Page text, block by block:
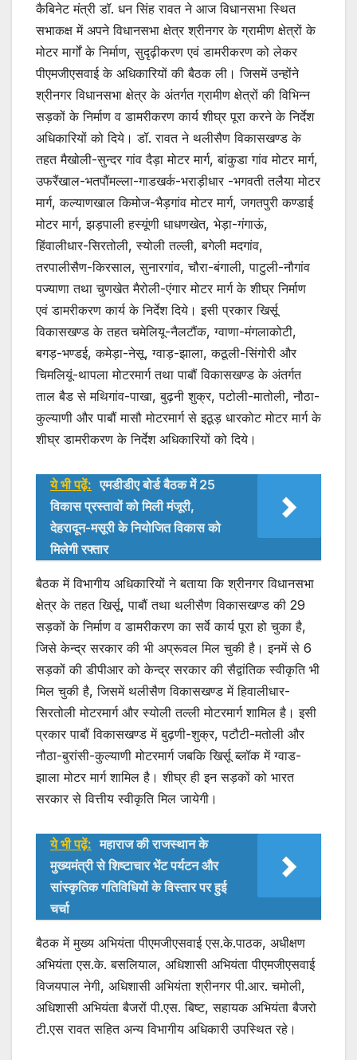
कैबिनेट मंत्री डॉ. धन सिंह रावत ने आज विधानसभा स्थित
सभाकक्ष में अपने विधानसभा क्षेत्र श्रीनगर के ग्रामीण क्षेत्रों के
मोटर मार्गों के निर्माण, सुदृढ़ीकरण एवं डामरीकरण को लेकर
पीएमजीएसवाई के अधिकारियों की बैठक ली। जिसमें उन्होंने
श्रीनगर विधानसभा क्षेत्र के अंतर्गत ग्रामीण क्षेत्रों की विभिन्न
सड़कों के निर्माण व डामरीकरण कार्य शीघ्र पूरा करने के निर्देश
अधिकारियों को दिये। डॉ. रावत ने थलीसैण विकासखण्ड के
तहत मैखोली-सुन्दर गांव दैड़ा मोटर मार्ग, बांकुडा गांव मोटर मार्ग,
उफरैंखाल-भतपौंमल्ला-गाडखर्क-भराड़ीधार -भगवती तलैया मोटर
मार्ग, कल्याणखाल किमोज-भैड़गांव मोटर मार्ग, जगतपुरी कण्डाई
मोटर मार्ग, झड़पाली हस्यूंणी धाधणखेत, भेड़ा-गंगाऊं,
हिंवालीधार-सिरतोली, स्योली तल्ली, बगेली मदगांव,
तरपालीसैण-किरसाल, सुनारगांव, चौरा-बंगाली, पाटुली-नौगांव
पज्याणा तथा चुणखेत मैरोली-एंगार मोटर मार्ग के शीघ्र निर्माण
एवं डामरीकरण कार्य के निर्देश दिये। इसी प्रकार खिर्सू
विकासखण्ड के तहत चमेलियू-नैलटौंक, ग्वाणा-मंगलाकोटी,
बगड़-भण्डई, कमेड़ा-नेसू, ग्वाड़-झाला, कठूली-सिंगोरी और
चिमलियूं-थापला मोटरमार्ग तथा पाबौं विकासखण्ड के अंतर्गत
ताल बैड से मथिगांव-पाखा, बुढ़नी शुक्र, पटोली-मातोली, नौठा-
कुल्याणी और पाबौं मासौ मोटरमार्ग से इठूड़ धारकोट मोटर मार्ग के
शीघ्र डामरीकरण के निर्देश अधिकारियों को दिये।
ये भी पढ़ें: एमडीडीए बोर्ड बैठक में 25
विकास प्रस्तावों को मिली मंजूरी,
देहरादून-मसूरी के नियोजित विकास को
मिलेगी रफ्तार
बैठक में विभागीय अधिकारियों ने बताया कि श्रीनगर विधानसभा
क्षेत्र के तहत खिर्सू, पाबौं तथा थलीसैण विकासखण्ड की 29
सड़कों के निर्माण व डामरीकरण का सर्वे कार्य पूरा हो चुका है,
जिसे केन्द्र सरकार की भी अप्रूवल मिल चुकी है। इनमें से 6
सड़कों की डीपीआर को केन्द्र सरकार की सैद्वांतिक स्वीकृति भी
मिल चुकी है, जिसमें थलीसैण विकासखण्ड में हिवालीधार-
सिरतोली मोटरमार्ग और स्योली तल्ली मोटरमार्ग शामिल है। इसी
प्रकार पाबौं विकासखण्ड में बुढ़णी-शुक्र, पटौटी-मतोली और
नौठा-बुरांसी-कुल्याणी मोटरमार्ग जबकि खिर्सू ब्लॉक में ग्वाड-
झाला मोटर मार्ग शामिल है। शीघ्र ही इन सड़कों को भारत
सरकार से वित्तीय स्वीकृति मिल जायेगी।
ये भी पढ़ें: महाराज की राजस्थान के
मुख्यमंत्री से शिष्टाचार भेंट पर्यटन और
सांस्कृतिक गतिविधियों के विस्तार पर हुई
चर्चा
बैठक में मुख्य अभियंता पीएमजीएसवाई एस.के.पाठक, अधीक्षण
अभियंता एस.के. बसलियाल, अधिशासी अभियंता पीएमजीएसवाई
विजयपाल नेगी, अधिशासी अभियंता श्रीनगर पी.आर. चमोली,
अधिशासी अभियंता बैजरों पी.एस. बिष्ट, सहायक अभियंता बैजरो
टी.एस रावत सहित अन्य विभागीय अधिकारी उपस्थित रहे।